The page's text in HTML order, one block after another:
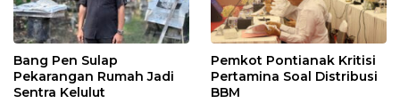
Bang Pen Sulap
Pekarangan Rumah Jadi
Sentra Kelulut
Pemkot Pontianak Kritisi
Pertamina Soal Distribusi
BBM